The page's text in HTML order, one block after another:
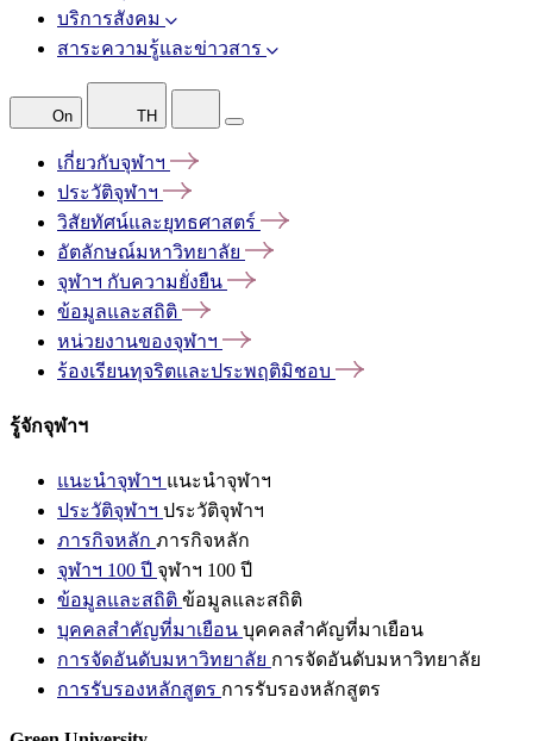
บริการสังคม
สาระความรู้และข่าวสาร
On TH
เกี่ยวกับจุฬาฯ
ประวัติจุฬาฯ
วิสัยทัศน์และยุทธศาสตร์
อัตลักษณ์มหาวิทยาลัย
จุฬาฯ กับความยั่งยืน
ข้อมูลและสถิติ
หน่วยงานของจุฬาฯ
ร้องเรียนทุจริตและประพฤติมิชอบ
รู้จักจุฬาฯ
แนะนำจุฬาฯ แนะนำจุฬาฯ
ประวัติจุฬาฯ ประวัติจุฬาฯ
ภารกิจหลัก ภารกิจหลัก
จุฬาฯ 100 ปี จุฬาฯ 100 ปี
ข้อมูลและสถิติ ข้อมูลและสถิติ
บุคคลสำคัญที่มาเยือน บุคคลสำคัญที่มาเยือน
การจัดอันดับมหาวิทยาลัย การจัดอันดับมหาวิทยาลัย
การรับรองหลักสูตร การรับรองหลักสูตร